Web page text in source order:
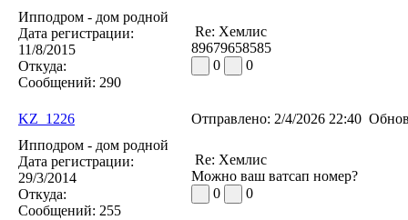
Ипподром - дом родной
Дата регистрации:
11/8/2015
Откуда:
Сообщений: 290
Re: Хемлис
89679658585
0
0
KZ_1226 Отправлено: 2/4/2026 22:40
Ипподром - дом родной
Дата регистрации:
29/3/2014
Откуда:
Сообщений: 255
Re: Хемлис
Можно ваш ватсап номер?
0
0